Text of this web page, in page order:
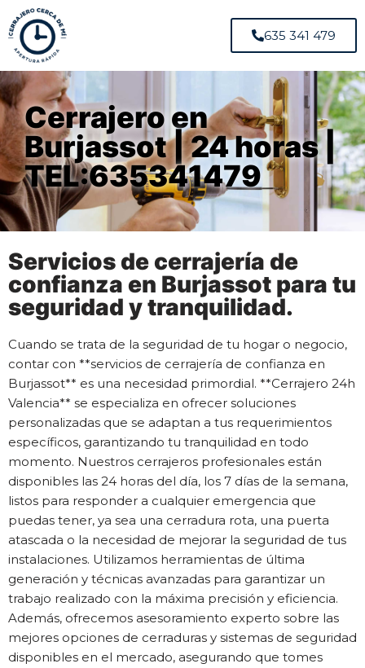
635 341 479
Cerrajero en
Burjassot | 24 horas |
TEL:635341479
Servicios de cerrajería de
confianza en Burjassot para tu
seguridad y tranquilidad.
Cuando se trata de la seguridad de tu hogar o negocio,
contar con **servicios de cerrajería de confianza en
Burjassot** es una necesidad primordial. **Cerrajero 24h
Valencia** se especializa en ofrecer soluciones
personalizadas que se adaptan a tus requerimientos
específicos, garantizando tu tranquilidad en todo
momento. Nuestros cerrajeros profesionales están
disponibles las 24 horas del día, los 7 días de la semana,
listos para responder a cualquier emergencia que
puedas tener, ya sea una cerradura rota, una puerta
atascada o la necesidad de mejorar la seguridad de tus
instalaciones. Utilizamos herramientas de última
generación y técnicas avanzadas para garantizar un
trabajo realizado con la máxima precisión y eficiencia.
Además, ofrecemos asesoramiento experto sobre las
mejores opciones de cerraduras y sistemas de seguridad
disponibles en el mercado, asegurando que tomes